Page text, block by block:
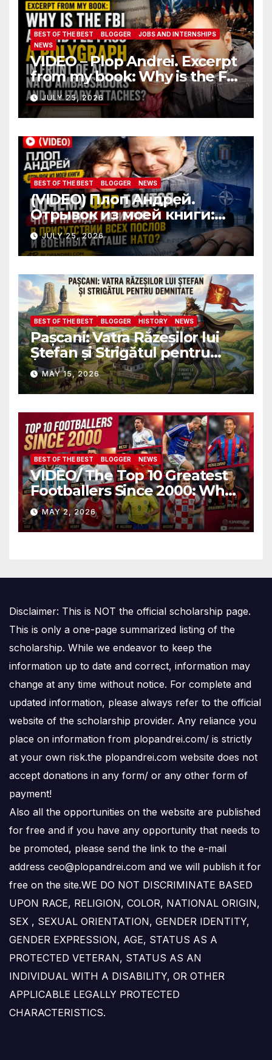
BEST OF THE BEST BLOGGER
JOBS AND INTERNSHIPS
NEWS
VIDEO – Plop Andrei. Excerpt
from my book: Why is the FBI
afraid I’ll pass a polygraph in
front of all NATO
ambassadors and military
attaches?
JULY 25, 2026
BEST OF THE BEST BLOGGER NEWS
(VIDEO) Плоп Андрей.
Отрывок из моей книги:
Почему ФБР боится, что я
пройду полиграф в
присутствии всех послов и
военных атташе НАТО?
JULY 25, 2026
BEST OF THE BEST BLOGGER HISTORY NEWS
Pașcani: Vatra Răzeșilor lui
Ștefan și Strigătul pentru
Demnitate în Fața
Amalgamării
MAY 15, 2026
BEST OF THE BEST BLOGGER NEWS
VIDEO/ The Top 10 Greatest
Footballers Since 2000: Who
Is Number One
MAY 2, 2026
Disclaimer: This is NOT the official scholarship page.
This is only a one-page summarized listing of the
scholarship. While we endeavor to keep the
information up to date and correct, information may
change at any time without notice. For complete and
updated information, please always refer to the official
website of the scholarship provider. Any reliance you
place on information from plopandrei.com/ is strictly
at your own risk.the plopandrei.com website does not
accept donations in any form/ or any other form of
payment!
Also all the opportunities on the website are published
for free and if you have any opportunity that needs to
be promoted, please send the link to the e-mail
address ceo@plopandrei.com and we will publish it for
free on the site.WE DO NOT DISCRIMINATE BASED
UPON RACE, RELIGION, COLOR, NATIONAL ORIGIN,
SEX , SEXUAL ORIENTATION, GENDER IDENTITY,
GENDER EXPRESSION, AGE, STATUS AS A
PROTECTED VETERAN, STATUS AS AN
INDIVIDUAL WITH A DISABILITY, OR OTHER
APPLICABLE LEGALLY PROTECTED
CHARACTERISTICS.